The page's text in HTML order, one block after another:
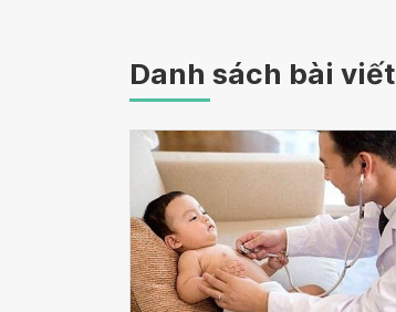
Danh sách bài viết